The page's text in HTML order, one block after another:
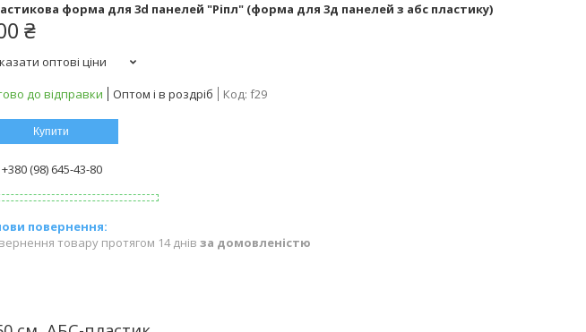
форма для 3d панелей "Ріпл" (форма для 3д панелей з абс пластику)
₴
оптові ціни
до відправки
Оптом і в роздріб Код: f29
Купити
+380 (98) 645-43-80
товару протягом 14 днів за домовленістю